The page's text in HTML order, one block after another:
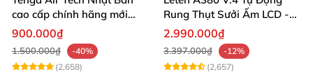
cao cấp chính hãng mới
seal giá tốt
900.000₫
1.500.000₫
-40%
(2,658)
Rung Thụt Sưởi Ấm LCD -
Mua Ngay
2.990.000₫
3.397.000₫
-12%
(2,657)